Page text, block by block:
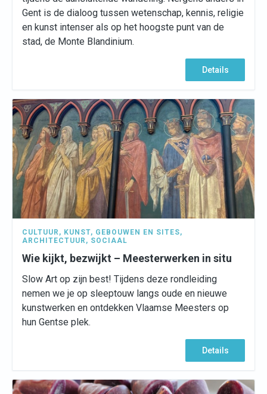
Gent is de dialoog tussen wetenschap, kennis, religie
en kunst intenser als op het hoogste punt van de
stad, de Monte Blandinium.
Details
CULTUUR , KUNST, GEBOUWEN EN SITES,
ARCHITECTUUR , SOCIAAL
Wie kijkt, bezwijkt – Meesterwerken in situ
Slow Art op zijn best! Tijdens deze rondleiding
nemen we je op sleeptouw langs oude en nieuwe
kunstwerken en ontdekken Vlaamse Meesters op
hun Gentse plek.
Details